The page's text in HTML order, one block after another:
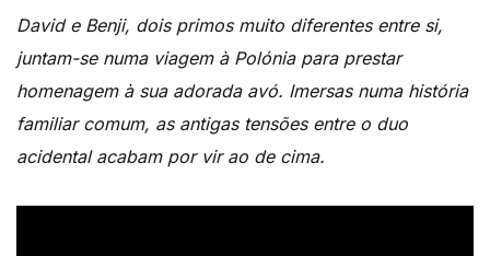
David e Benji, dois primos muito diferentes entre si,
juntam-se numa viagem à Polónia para prestar
homenagem à sua adorada avó. Imersas numa história
familiar comum, as antigas tensões entre o duo
acidental acabam por vir ao de cima.